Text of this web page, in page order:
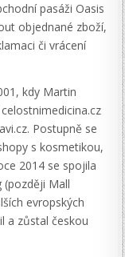
pasáži Oasis
objednané zboží,
či vrácení
kdy Martin
Postupně se
s kosmetikou,
2014 se spojila
(později Mall
evropských
a zůstal českou